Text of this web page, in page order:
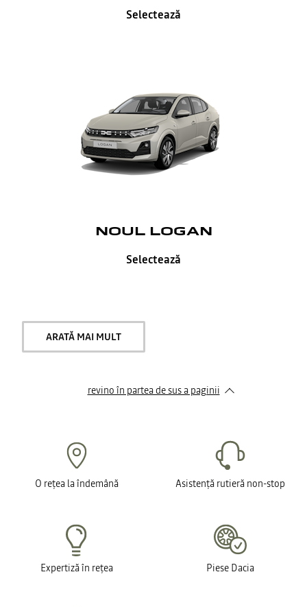
Selectează
NOUL LOGAN
Selectează
ARATĂ MAI MULT
revino în partea de sus a paginii
O rețea la îndemână Asistență rutieră non-stop
Expertiză în rețea Piese Dacia